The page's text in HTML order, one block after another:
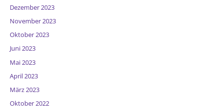
Dezember 2023
November 2023
Oktober 2023
Juni 2023
Mai 2023
April 2023
März 2023
Oktober 2022